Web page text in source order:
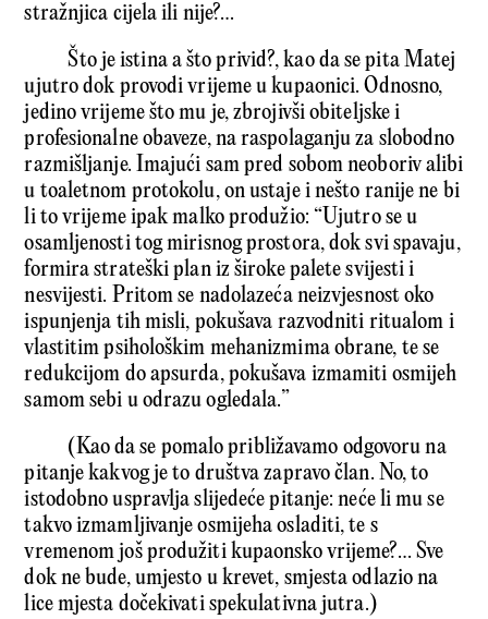
stražnjica cijela ili nije?…
Što je istina a što privid?, kao da se pita Matej
ujutro dok provodi vrijeme u kupaonici. Odnosno,
jedino vrijeme što mu je, zbrojivši obiteljske i
profesionalne obaveze, na raspolaganju za slobodno
razmišljanje. Imajući sam pred sobom neoboriv alibi
u toaletnom protokolu, on ustaje i nešto ranije ne bi
li to vrijeme ipak malko produžio: “Ujutro se u
osamljenosti tog mirisnog prostora, dok svi spavaju,
formira strateški plan iz široke palete svijesti i
nesvijesti. Pritom se nadolazeća neizvjesnost oko
ispunjenja tih misli, pokušava razvodniti ritualom i
vlastitim psihološkim mehanizmima obrane, te se
redukcijom do apsurda, pokušava izmamiti osmijeh
samom sebi u odrazu ogledala.”
(Kao da se pomalo približavamo odgovoru na
pitanje kakvog je to društva zapravo član. No, to
istodobno uspravlja slijedeće pitanje: neće li mu se
takvo izmamljivanje osmijeha osladiti, te s
vremenom još produžiti kupaonsko vrijeme?… Sve
dok ne bude, umjesto u krevet, smjesta odlazio na
lice mjesta dočekivati spekulativna jutra.)